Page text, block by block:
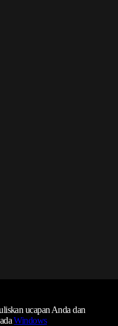
ucapan Anda dan
Windows